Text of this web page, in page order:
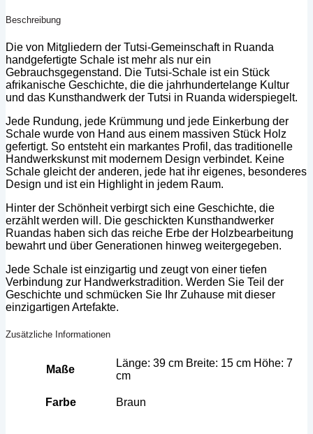
Beschreibung
Die von Mitgliedern der Tutsi-Gemeinschaft in Ruanda
handgefertigte Schale ist mehr als nur ein
Gebrauchsgegenstand. Die Tutsi-Schale ist ein Stück
afrikanische Geschichte, die die jahrhundertelange Kultur
und das Kunsthandwerk der Tutsi in Ruanda widerspiegelt.
Jede Rundung, jede Krümmung und jede Einkerbung der
Schale wurde von Hand aus einem massiven Stück Holz
gefertigt. So entsteht ein markantes Profil, das traditionelle
Handwerkskunst mit modernem Design verbindet. Keine
Schale gleicht der anderen, jede hat ihr eigenes, besonderes
Design und ist ein Highlight in jedem Raum.
Hinter der Schönheit verbirgt sich eine Geschichte, die
erzählt werden will. Die geschickten Kunsthandwerker
Ruandas haben sich das reiche Erbe der Holzbearbeitung
bewahrt und über Generationen hinweg weitergegeben.
Jede Schale ist einzigartig und zeugt von einer tiefen
Verbindung zur Handwerkstradition. Werden Sie Teil der
Geschichte und schmücken Sie Ihr Zuhause mit dieser
einzigartigen Artefakte.
Zusätzliche Informationen
Maße
Länge: 39 cm Breite: 15 cm Höhe: 7
cm
Farbe Braun